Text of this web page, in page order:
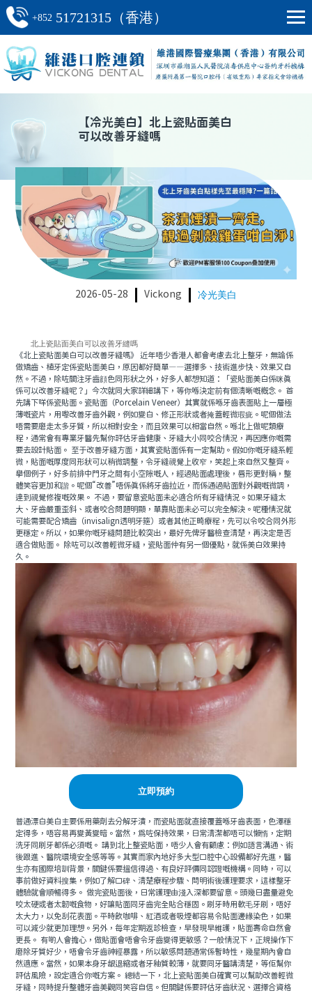
+852 51721315（香港）
【冷光美白】 北上瓷貼面美白
可以改善牙縫嗎
2026-05-28 Vickong 冷光美白
北上瓷貼面美白可以改善牙縫嗎
《北上瓷貼面美白可以改善牙縫嗎》 近年唔少香港人都會考慮去北上整牙，無論係
做矯齒、植牙定係瓷貼面美白，原因都好簡單——選擇多、技術進步快、效果又自
然。不過，除咗關注牙齒顔色同形狀之外，好多人都想知道：「瓷貼面美白係咪真
係可以改善牙縫呢？」今次就同大家詳細講下，等你喺決定前有個清晰嘅概念。 首
先講下咩係瓷貼面。瓷貼面（Porcelain Veneer）其實就係喺牙齒表面貼上一層極
薄嘅瓷片，用嚟改善牙齒外觀，例如變白、修正形狀或者掩蓋輕微瑕疵。呢個做法
唔需要磨走太多牙質，所以相對安全，而且效果可以相當自然。喺北上做呢類療
程，通常會有專業牙醫先幫你評估牙齒健康、牙縫大小同咬合情況，再因應你嘅需
要去設計貼面。 至于改善牙縫方面，其實瓷貼面係有一定幫助。假如你嘅牙縫系輕
微，貼面嘅厚度同形狀可以稍微調整，令牙縫視覺上收窄，笑起上來自然又整齊。
舉個例子，好多前排中門牙之間有小空隙嘅人，經過貼面處理後，唇形更對稱，整
體笑容更加和諧。呢個“改善”唔係真係將牙齒拉近，而係通過貼面對外觀嘅微調，
達到視覺修複嘅效果。 不過，要留意瓷貼面未必適合所有牙縫情況。如果牙縫太
大、牙齒嚴重歪斜、或者咬合問題明顯，單靠貼面未必可以完全解決。呢種情況就
可能需要配合矯齒（invisalign透明牙箍）或者其他正畸療程，先可以令咬合同外形
更穩定。所以，如果你嘅牙縫問題比較突出，最好先俾牙醫檢查清楚，再決定是否
適合做貼面。 除咗可以改善輕微牙縫，瓷貼面仲有另一個優點，就係美白效果持
久。
立即預約
普通漂白美白主要係用藥劑去分解牙漬，而瓷貼面就直接覆蓋喺牙齒表面，色澤穩
定得多，唔容易再變黃變暗。當然，爲咗保持效果，日常清潔都唔可以懶惰，定期
洗牙同刷牙都係必須嘅。 講到北上整瓷貼面，唔少人會有顧慮：例如語言溝通、術
後跟進、醫院環境安全感等等。其實而家內地好多大型口腔中心設備都好先進，醫
生亦有國際培訓背景，關鍵係要搵信得過、有良好評價同認證嘅機構。同時，可以
事前做好資料搜集，例如了解口碑、清楚療程步驟、問明術後護理要求，這樣整牙
體驗就會順暢得多。 做完瓷貼面後，日常護理由淺入深都要留意。頭幾日盡量避免
咬太硬或者太韌嘅食物，好讓貼面同牙齒完全貼合穩固。刷牙時用軟毛牙刷，唔好
太大力，以免刮花表面。平時飲咖啡、紅酒或者吸煙都容易令貼面邊緣染色，如果
可以減少就更加理想。另外，每年定期返診檢查，早發現早維護，貼面壽命自然會
更長。 有啲人會擔心，做貼面會唔會令牙齒變得更敏感？一般情況下，正規操作下
磨除牙質好少，唔會令牙齒神經暴露，所以敏感問題通常係暫時性，幾星期內會自
然適應。當然，如果本身牙龈退縮或者牙釉質較薄，就要同牙醫講清楚，等佢幫你
評估風險，設定適合你嘅方案。 總結一下，北上瓷貼面美白確實可以幫助改善輕微
牙縫，同時提升整體牙齒美觀同笑容自信。但關鍵係要評估牙齒狀況、選擇合資格